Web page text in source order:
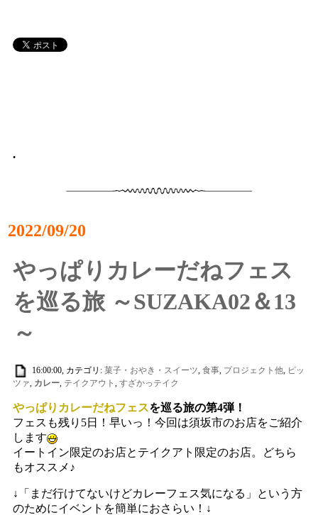
•
2022/09/20
やっぱりカレーだねフェス
を巡る旅 ～SUZAKA02＆13
～
16:00:00, カテゴリ:菓子・おやき・スイーツ ,食事 プロジェクト他 ピッ
ツァ, カレー, テイクアウト,すざかっテイク
やっぱりカレーだねフェスを巡る旅の第4弾！
フェスも残り5日！早いっ！今回は須坂市のお店をご紹介
します
イートイン限定のお店とテイクアト限定のお店。どちら
もオススメ♪
↓
「まだ行けてないけどカレーフェス気になる」という方
のためにイベントを簡単におさらい！ ↓